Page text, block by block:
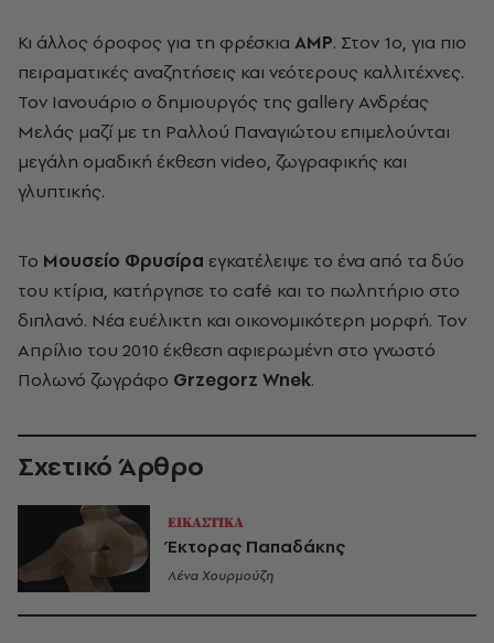
Κι άλλος όροφος για τη φρέσκια ΑΜΡ. Στον 1ο, για πιο
πειραματικές αναζητήσεις και νεότερους καλλιτέχνες.
Τον Ιανουάριο ο δημιουργός της gallery Ανδρέας
Μελάς μαζί με τη Ραλλού Παναγιώτου επιμελούνται
μεγάλη ομαδική έκθεση video, ζωγραφικής και
γλυπτικής.
Το Μουσείο Φρυσίρα εγκατέλειψε το ένα από τα δύο
του κτίρια, κατήργησε το café και το πωλητήριο στο
διπλανό. Νέα ευέλικτη και οικονομικότερη μορφή. Τον
Απρίλιο του 2010 έκθεση αφιερωμένη στο γνωστό
Πολωνό ζωγράφο Grzegorz Wnek.
Σχετικό Άρθρο
ΕΙΚΑΣΤΙΚΑ
Έκτορας Παπαδάκης
Λένα Χουρμούζη